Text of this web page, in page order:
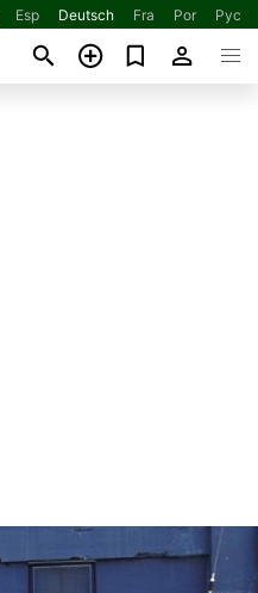
Esp Deutsch Fra Por Рус